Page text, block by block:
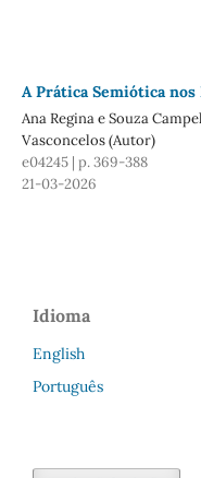
APrática Semiótica
Ana Regina e Souza
Vasconcelos (Autor)
e04245 | p. 369-388
21-03-2026
Idioma
English
Português